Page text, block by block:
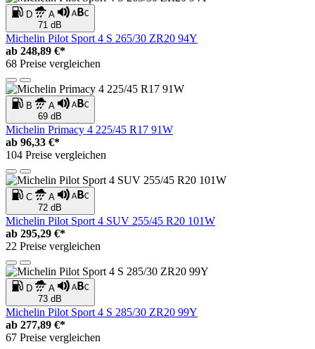
D
A
71 dB
Michelin Pilot Sport 4 S 265/30 ZR20 94Y
ab 248,89 €*
68 Preise vergleichen
B
A
69 dB
Michelin Primacy 4 225/45 R17 91W
ab 96,33 €*
104 Preise vergleichen
C
A
72 dB
Michelin Pilot Sport 4 SUV 255/45 R20 101W
ab 295,29 €*
22 Preise vergleichen
D
A
73 dB
Michelin Pilot Sport 4 S 285/30 ZR20 99Y
ab 277,89 €*
67 Preise vergleichen